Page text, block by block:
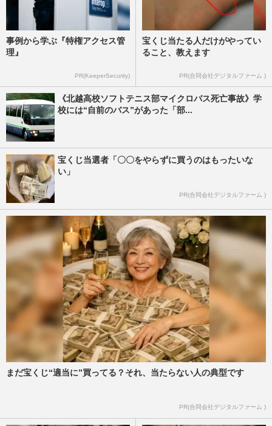
事例から学ぶ『特権アクセス管
理』
PR(KeeperSecurity)
宝くじ当たる人だけがやってい
ること、教えます
PR(合同会社デジタルファーム )
《北越高校ソフトテニス部マイクロバス死亡事故》学
校には“自前のバス”があった「部...
宝くじ当選者「〇〇をやらずに買うのはもったいな
い」
PR(合同会社デジタルファーム )
まだ宝くじ“適当に”買ってる？それ、当たらない人の典型です
PR(合同会社デジタルファーム )